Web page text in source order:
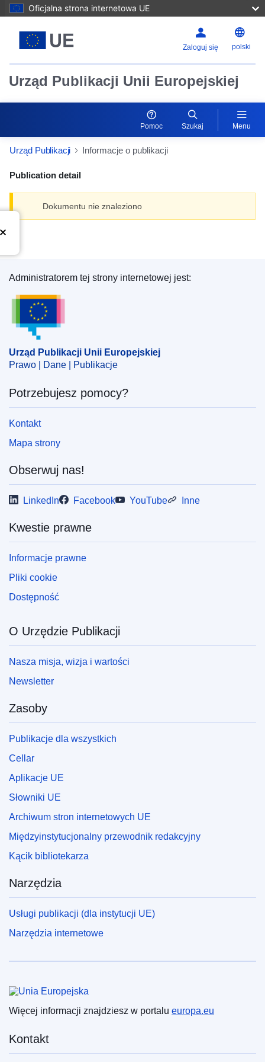
Oficjalna strona internetowa UE
Zaloguj się polski
Urząd Publikacji Unii Europejskiej
Pomoc Szukaj Menu
Urząd Publikacji Informacje o publikacji
Publication detail
Dokumentu nie znaleziono
Urząd Publikacji Unii Europejskiej
Administratorem tej strony internetowej jest:
Urząd Publikacji Unii Europejskiej
Prawo | Dane | Publikacje
Potrzebujesz pomocy?
Kontakt
Mapa strony
Obserwuj nas!
LinkedIn Facebook YouTube Inne
Kwestie prawne
Informacje prawne
Pliki cookie
Dostępność
O Urzędzie Publikacji
Nasza misja, wizja i wartości
Newsletter
Zasoby
Publikacje dla wszystkich
Cellar
Aplikacje UE
Słowniki UE
Archiwum stron internetowych UE
Międzyinstytucjonalny przewodnik redakcyjny
Kącik bibliotekarza
Narzędzia
Usługi publikacji (dla instytucji UE)
Narzędzia internetowe
Więcej informacji znajdziesz w portalu europa.eu
Kontakt